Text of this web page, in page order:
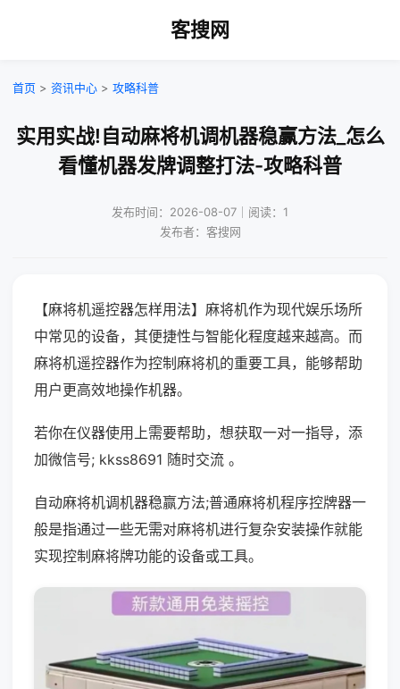
客搜网
首页 > 资讯中心 > 攻略科普
实用实战!自动麻将机调机器稳赢方法_怎么
看懂机器发牌调整打法-攻略科普
发布时间：2026-08-07｜阅读：1
发布者：客搜网
【麻将机遥控器怎样用法】麻将机作为现代娱乐场所
中常见的设备，其便捷性与智能化程度越来越高。而
麻将机遥控器作为控制麻将机的重要工具，能够帮助
用户更高效地操作机器。
若你在仪器使用上需要帮助，想获取一对一指导，添
加微信号; kkss8691 随时交流 。
自动麻将机调机器稳赢方法;普通麻将机程序控牌器一
般是指通过一些无需对麻将机进行复杂安装操作就能
实现控制麻将牌功能的设备或工具。